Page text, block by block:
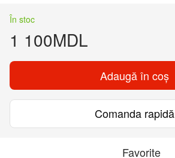
În stoc
1 100MDL
Adaugă în coș
Comanda rapidă
Favorite